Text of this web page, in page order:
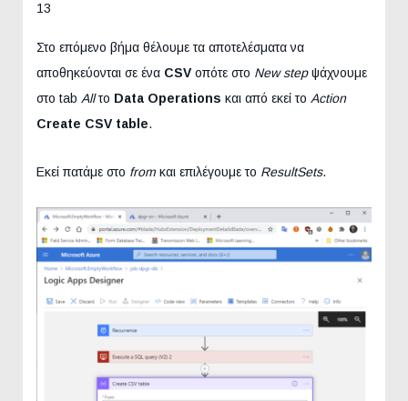
13
Στο επόμενο βήμα θέλουμε τα αποτελέσματα να
αποθηκεύονται σε ένα CSV οπότε στο New stepψάχνουμε
στο tab Allτο Data Operations και από εκεί το Action
Create CSV table.
Εκεί πατάμε στο from και επιλέγουμε το ResultSets.